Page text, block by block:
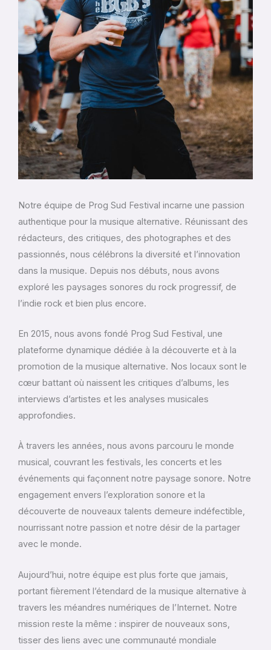
Notre équipe de Prog Sud Festival incarne une passion
authentique pour la musique alternative. Réunissant des
rédacteurs, des critiques, des photographes et des
passionnés, nous célébrons la diversité et l’innovation
dans la musique. Depuis nos débuts, nous avons
exploré les paysages sonores du rock progressif, de
l’indie rock et bien plus encore.
En 2015, nous avons fondé Prog Sud Festival, une
plateforme dynamique dédiée à la découverte et à la
promotion de la musique alternative. Nos locaux sont le
cœur battant où naissent les critiques d’albums, les
interviews d’artistes et les analyses musicales
approfondies.
À travers les années, nous avons parcouru le monde
musical, couvrant les festivals, les concerts et les
événements qui façonnent notre paysage sonore. Notre
engagement envers l’exploration sonore et la
découverte de nouveaux talents demeure indéfectible,
nourrissant notre passion et notre désir de la partager
avec le monde.
Aujourd’hui, notre équipe est plus forte que jamais,
portant fièrement l’étendard de la musique alternative à
travers les méandres numériques de l’Internet. Notre
mission reste la même : inspirer de nouveaux sons,
tisser des liens avec une communauté mondiale